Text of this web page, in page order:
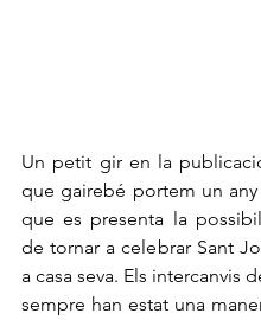
Un petit gir en la
que gairebé portem un
que es presenta la
de tornar a celebrar Sant
a casa seva. Els intercanvis
sempre han estat una